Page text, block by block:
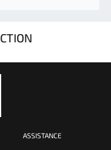
ASSISTANCE